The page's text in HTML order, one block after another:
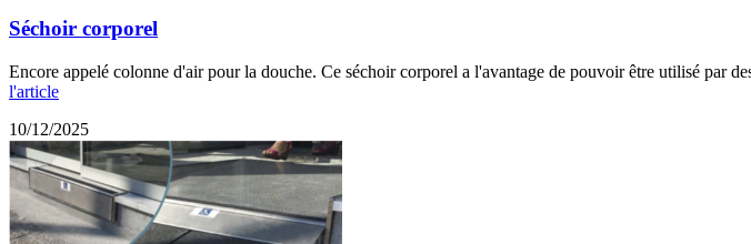
Séchoir corporel
Encore appelé colonne d'air pour la douche. Ce séchoir corporel a l'avantage de pouvoir être utilisé par
l'article
10/12/2025